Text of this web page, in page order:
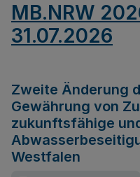
MB.NRW
31.07.2026
Zweite Änderung
Gewährung von
zukunftsfähige
Westfalen